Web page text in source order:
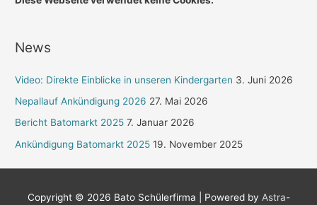
Bericht
Fotos
News
Video: Direkte Einblicke in unseren Kindergarten 3. Juni 2026
Nepallauf Ankündigung 2026 27. Mai 2026
Bericht Batomarkt 2025 7. Januar 2026
Ankündigung Batomarkt 2025 19. November 2025
Copyright © 2026 Bato Schülerfirma | Powered by Astra-